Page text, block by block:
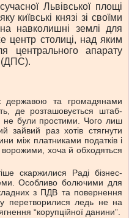
Львівської площі
київські князі зі своїми
навколишні землі для
центр столиці, над яким
центрального апарату
(ДПС).
державою та громадянами
де розташовується штаб-
не були простими. Чого лиш
зайвий раз хотів стягнути
між платниками податків і
хоча й обходяться
скаржилися Раді бізнес-
Особливо болючими для
з ПДВ та повернення
перетворилися ледь не на
“корупційної данини”.